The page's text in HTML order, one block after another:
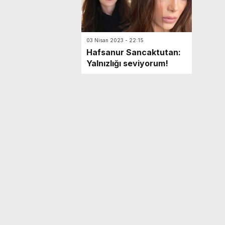
03 Nisan 2023 - 22:15
Hafsanur Sancaktutan:
Yalnızlığı seviyorum!